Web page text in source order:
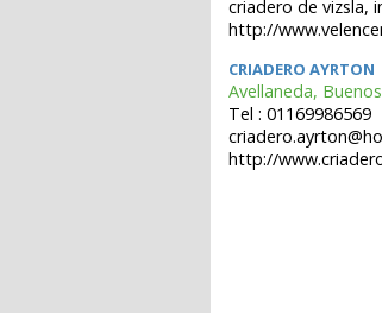
criadero de vizsla,
http://
CRIADERO AYRTON
Avellaneda,
Tel : 01169986569
http://